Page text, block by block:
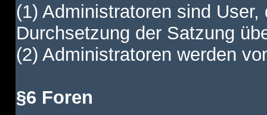
(1) Administratoren sind
Durchsetzung der Satzung
(2) Administratoren werden
§6 Foren